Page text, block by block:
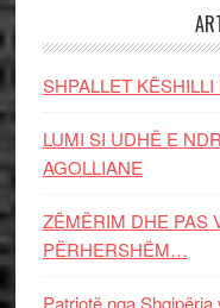
SHPALLET
LUMI SI UDHË E
AGOLLIANE
ZËMËRIM DHE PAS
PËRHERSHËM…
Patriotë nga